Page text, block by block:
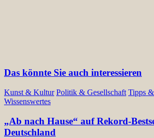
Das könnte Sie auch interessieren
Kunst & Kultur Politik & Gesellschaft Tipps
Wissenswertes
„Ab nach Hause“ auf Rekord-
Deutschland